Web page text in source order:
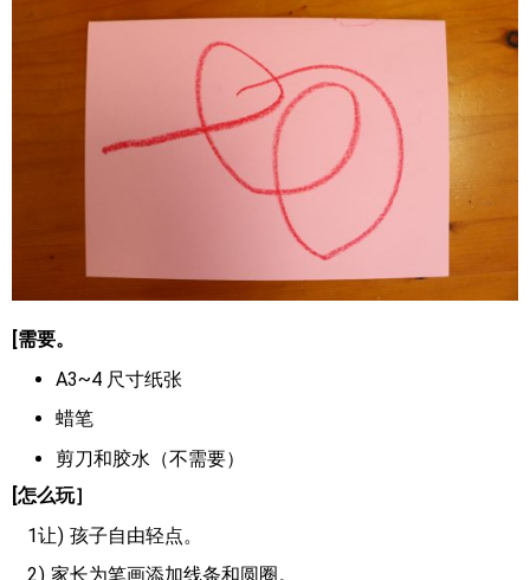
[需要。
A3~4 尺寸纸张
蜡笔
剪刀和胶水（不需要）
[怎么玩］
1让
孩子自由轻点。
2
家长为笔画添加线条和圆圈。